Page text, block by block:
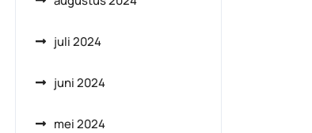
juli 2024
juni 2024
mei 2024